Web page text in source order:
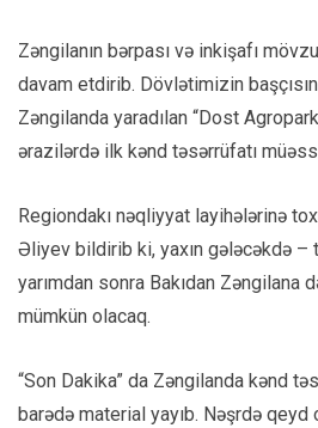
Zəngilanın bərpası və inkişafı
davam etdirib. Dövlətimizin
Zəngilanda yaradılan “Dost
ərazilərdə ilk kənd təsərrüfatı
Regiondakı nəqliyyat layihələrinə
Əliyev bildirib ki, yaxın gələcəkdə –
yarımdan sonra Bakıdan Zəngilana
mümkün olacaq.
“Son Dakika” da Zəngilanda kənd
barədə material yayıb. Nəşrdə